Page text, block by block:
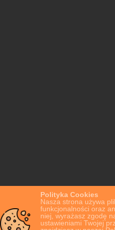
Polityka Cookies
Nasza strona używa
funkcjonalności oraz
niej, wyrażasz zgodę
ustawieniami Twojej